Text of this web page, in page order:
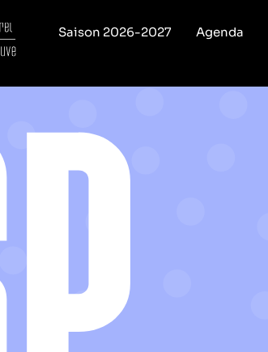
Saison 2026-2027 Agenda